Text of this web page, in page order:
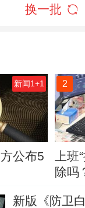
篇》
换一批
新闻1+1
公布5
2
上
除吗
新版《防卫